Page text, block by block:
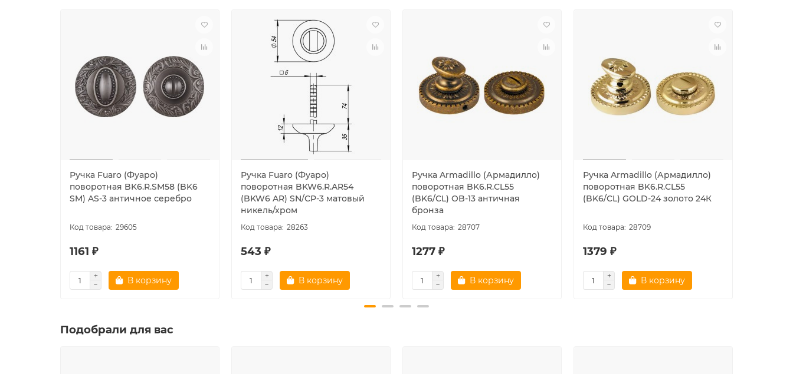
Ручка Fuaro (Фуаро)
поворотная BK6.R.SM58 (BK6
SM) AS-3 античное серебро
29605
1161 ₽
В корзину
Ручка Fuaro (Фуаро)
поворотная BKW6.R.AR54
(BKW6 AR) SN/CP-3 матовый
никель/хром
28263
543 ₽
В корзину
Ручка Armadillo (Армадилло)
поворотная BK6.R.CL55
(BK6/CL) OB-13 античная
бронза
28707
1277 ₽
В корзину
Ручка Armadillo (Армадилло)
поворотная BK6.R.CL55
(BK6/CL) GOLD-24 золото 24К
28709
1379 ₽
В корзину
Подобрали для вас